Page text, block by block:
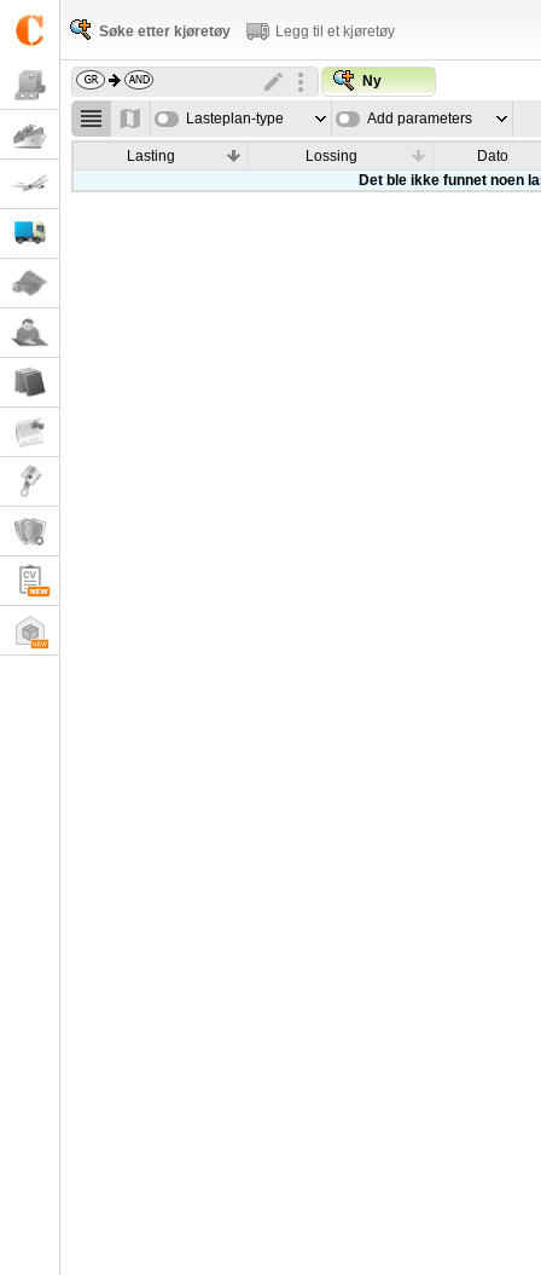
Søke etter kjøretøy Legg til et kjøretøy
Ny
Lasteplan-type Add parameters
Lasting Lossing
Dato
Det ble ikke funnet noen